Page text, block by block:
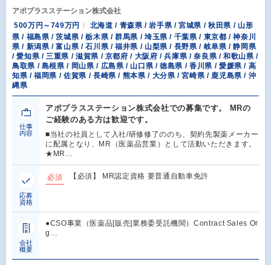
アポプラスステーション株式会社
500万円～749万円
北海道 / 青森県 / 岩手県 / 宮城県 / 秋田県 / 山形
県 / 福島県 / 茨城県 / 栃木県 / 群馬県 / 埼玉県 / 千葉県 / 東京都 / 神奈川
県 / 新潟県 / 富山県 / 石川県 / 福井県 / 山梨県 / 長野県 / 岐阜県 / 静岡県
/ 愛知県 / 三重県 / 滋賀県 / 京都府 / 大阪府 / 兵庫県 / 奈良県 / 和歌山県 /
鳥取県 / 島根県 / 岡山県 / 広島県 / 山口県 / 徳島県 / 香川県 / 愛媛県 / 高
知県 / 福岡県 / 佐賀県 / 長崎県 / 熊本県 / 大分県 / 宮崎県 / 鹿児島県 / 沖
縄県
仕事
内容
アポプラスステーション株式会社での募集です。 MRの
ご経験のある方は歓迎です。
■当社の社員として入社/研修修了ののち、契約先製薬メーカー
に配属となり、MR（医薬品営業）として活動いただきます。
★MR…
応募
資格
必須 【必須】 MR認定資格 要普通自動車免許
会社
概要
●CSO事業（医薬品[販売]業務委受託機関）Contract Sales Or
g…